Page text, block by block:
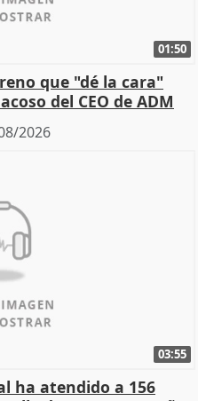
01:50
que "dé la cara"
del CEO de ADM
2026
03:55
ha atendido a 156